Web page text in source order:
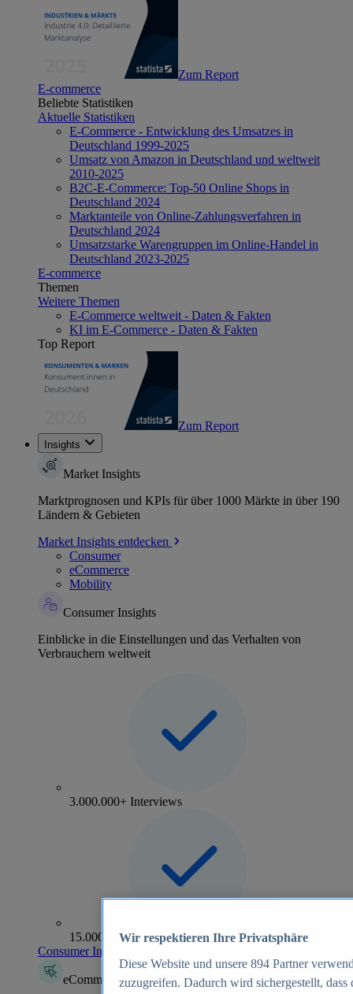
Zum Report
E-commerce
Beliebte Statistiken
Aktuelle Statistiken
E-Commerce - Entwicklung des Umsatzes in
Deutschland 1999-2025
Umsatz von Amazon in Deutschland und weltweit
2010-2025
B2C-E-Commerce: Top-50 Online Shops in
Deutschland 2024
Marktanteile von Online-Zahlungsverfahren in
Deutschland 2024
Umsatzstarke Warengruppen im Online-Handel in
Deutschland 2023-2025
E-commerce
Themen
Weitere Themen
E-Commerce weltweit - Daten & Fakten
KI im E-Commerce - Daten & Fakten
Top Report
Zum Report
Insights
Market Insights
Marktprognosen und KPIs für über 1000 Märkte in über 190
Ländern & Gebieten
Market Insights entdecken
Consumer
eCommerce
Mobility
Consumer Insights
Einblicke in die Einstellungen und das Verhalten von
Verbrauchern weltweit
3.000.000+ Interviews
15.000+ Marken
Consumer Insights entdecken
eCommerce Insights
Wir respektieren Ihre Privatsphäre
Diese Website und unsere 894 Partner
zuzugreifen. Dadurch wird sichergestellt,